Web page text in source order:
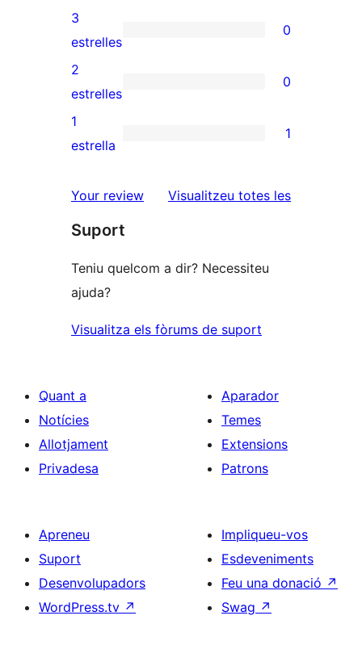
5
estrelles
valoracions
de
4
estrelles
0
valoracions
de
3
estrelles
3
estrelles
0
0
valoracions
de
estrelles
2
estrelles
0
1
de
estrelles
1
estrella
1
Your review Visualitzeu totes lesressenyes
Suport
Teniu quelcom a dir? Necessiteu
ajuda?
Visualitza els fòrums de suport
Quant a
Notícies
Allotjament
Privadesa
Aparador
Temes
Extensions
Patrons
Apreneu
Suport
Desenvolupadors
WordPress.tv ↗
Impliqueu-vos
Esdeveniments
Feu una donació ↗
Swag ↗